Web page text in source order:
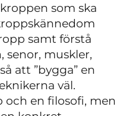
som ska
samt förstå
senor, muskler,
att ”bygga” en
väl.
och en filosofi, men